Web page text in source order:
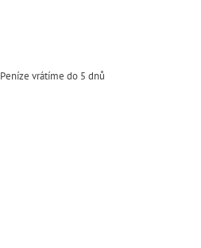
Peníze vrátíme do 5 dnů